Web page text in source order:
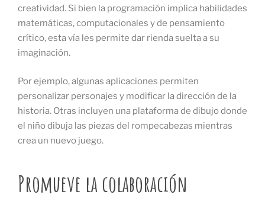
creatividad. Si bien la programación implica habilidades
matemáticas, computacionales y de pensamiento
crítico, esta vía les permite dar rienda suelta a su
imaginación.
Por ejemplo, algunas aplicaciones permiten
personalizar personajes y modificar la dirección de la
historia. Otras incluyen una plataforma de dibujo donde
el niño dibuja las piezas del rompecabezas mientras
crea un nuevo juego.
Promueve la colaboración